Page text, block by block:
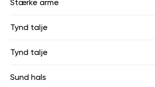
Stærke arme
Tynd talje
Tynd talje
Sund hals